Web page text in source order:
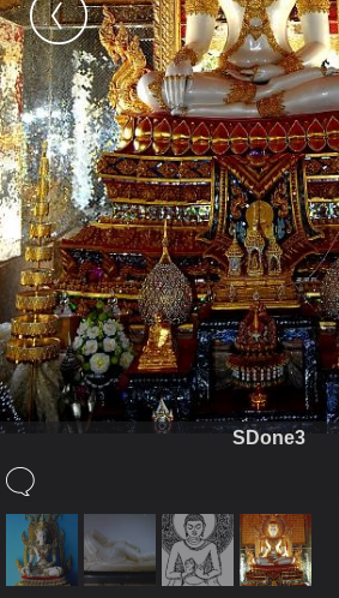
SDone3